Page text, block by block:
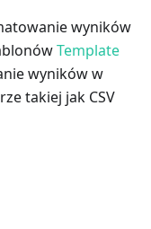
wyników
Template
wyników w
takiej jak CSV